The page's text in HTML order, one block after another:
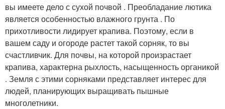
вы имеете дело с сухой почвой . Преобладание лютика
является особенностью влажного грунта . По
прихотливости лидирует крапива. Поэтому, если в
вашем саду и огороде растет такой сорняк, то вы
счастливчик. Для почвы, на которой произрастает
крапива, характерна рыхлость, насыщенность органикой
. Земля с этими сорняками представляет интерес для
людей, планирующих выращивать пышные
многолетники.